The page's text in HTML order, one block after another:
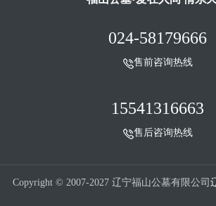
024-58179666
售前咨询热线
15541316663
售后咨询热线
Copyright © 2007-2027 辽宁福山公墓有限公司